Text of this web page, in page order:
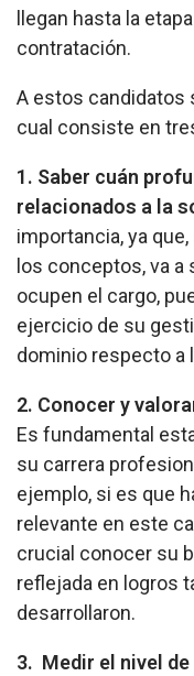
llegan hasta la
contratación.
A estos candidatos
cual consiste en
1. Saber cuán
relacionados a la
importancia, ya
los conceptos, va a
ocupen el cargo,
ejercicio de su
dominio respecto a
2. Conocer y
Es fundamental
su carrera
ejemplo, si es que
relevante en este
crucial conocer su
reflejada en logros
desarrollaron.
3. Medir el nivel